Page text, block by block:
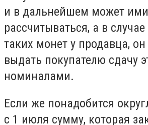
и в дальнейшем может ими
рассчитываться, а в
таких монет у продавца,
выдать покупателю сдачу
номиналами.
Если же понадобится
с 1 июля сумму, которая